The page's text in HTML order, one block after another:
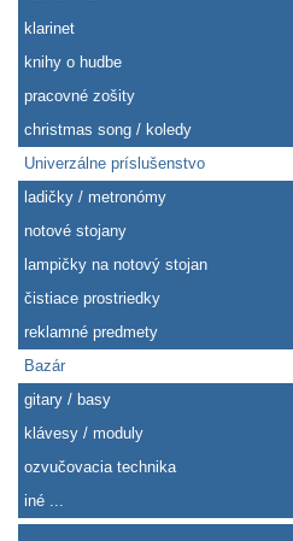
klarinet
knihy o hudbe
pracovné zošity
christmas song / koledy
Univerzálne príslušenstvo
ladičky / metronómy
notové stojany
lampičky na notový stojan
čistiace prostriedky
reklamné predmety
Bazár
gitary / basy
klávesy / moduly
ozvučovacia technika
iné ...